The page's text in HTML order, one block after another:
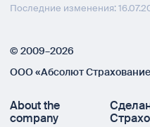
Последние изменения:
© 2009–2026
ООО «Абсолют
About the
company